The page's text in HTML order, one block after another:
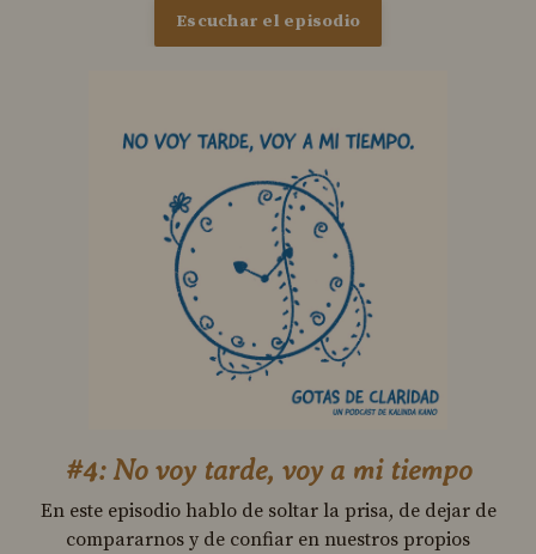
Escuchar el episodio
#4: No voy tarde, voy a mi tiempo
En este episodio hablo de soltar la prisa, de dejar de
compararnos y de confiar en nuestros propios